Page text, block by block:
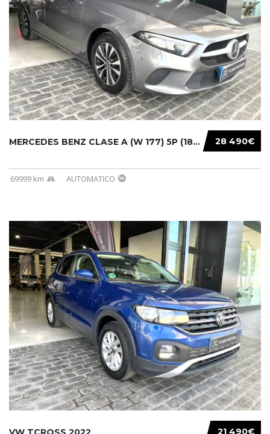
28 490€
MERCEDES BENZ CLASE A (W 177) 5P (18-) 2020....
69999 km AUTOMATICO
21 490€